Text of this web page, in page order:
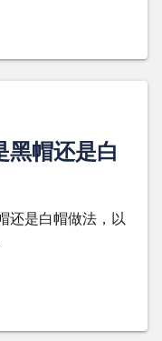
黑帽还是白
还是白帽做法，以